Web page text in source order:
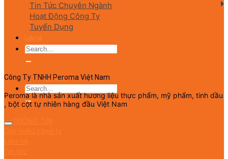
Tin Tức Chuyên Ngành
Hoạt Động Công Ty
Tuyển Dụng
English
Công Ty TNHH Peroma Việt Nam
Peroma là nhà sản xuất hương liệu thực phẩm, mỹ phẩm, tinh dầu
, bột cột tự nhiên hàng đầu Việt Nam